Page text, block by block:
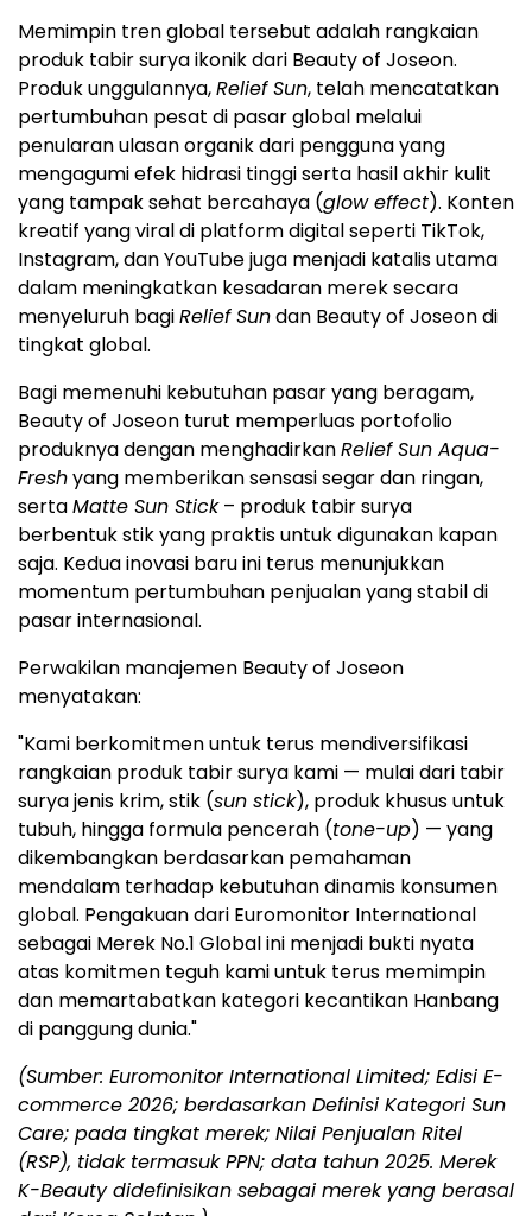
Memimpin tren global tersebut adalah rangkaian
produk tabir surya ikonik dari Beauty of Joseon.
Produk unggulannya,Relief Sun, telah mencatatkan
pertumbuhan pesat di pasar global melalui
penularan ulasan organik dari pengguna yang
mengagumi efek hidrasi tinggi serta hasil akhir kulit
yang tampak sehat bercahaya (glow effect). Konten
kreatif yang viral di platform digital seperti TikTok,
Instagram, dan YouTube juga menjadi katalis utama
dalam meningkatkan kesadaran merek secara
menyeluruh bagiRelief Sundan Beauty of Joseon di
tingkat global.
Bagi memenuhi kebutuhan pasar yang beragam,
Beauty of Joseon turut memperluas portofolio
produknya dengan menghadirkanRelief Sun Aqua-
Freshyang memberikan sensasi segar dan ringan,
sertaMatte Sun Stick– produk tabir surya
berbentuk stik yang praktis untuk digunakan kapan
saja. Kedua inovasi baru ini terus menunjukkan
momentum pertumbuhan penjualan yang stabil di
pasar internasional.
Perwakilan manajemen Beauty of Joseon
menyatakan:
"Kami berkomitmen untuk terus mendiversifikasi
rangkaian produk tabir surya kami — mulai dari tabir
surya jenis krim, stik (sun stick), produk khusus untuk
tubuh, hingga formula pencerah (tone-up) — yang
dikembangkan berdasarkan pemahaman
mendalam terhadap kebutuhan dinamis konsumen
global. Pengakuan dari Euromonitor International
sebagai Merek No.1 Global ini menjadi bukti nyata
atas komitmen teguh kami untuk terus memimpin
dan memartabatkan kategori kecantikan Hanbang
di panggung dunia."
(Sumber: Euromonitor International Limited; Edisi E-
commerce 2026; berdasarkan Definisi Kategori Sun
Care; pada tingkat merek; Nilai Penjualan Ritel
(RSP), tidak termasuk PPN; data tahun 2025. Merek
K-Beauty didefinisikan sebagai merek yang berasal